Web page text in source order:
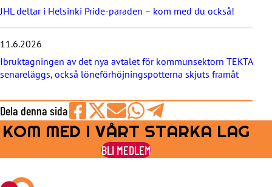
n
a
JHL deltar i Helsinki Pride-paraden – kom med du också!
11.6.2026
Ibruktagningen av det nya avtalet för kommunsektorn TEKTA
senareläggs, också löneförhöjningspotterna skjuts framåt
Dela denna sida
Share
on
Facebook
Share
on
Share
by
E-
Share
on
WhatsApp
Share
on
Telegram
KOM MED I VÅRT STARKA LAG
BLI MEDLEM